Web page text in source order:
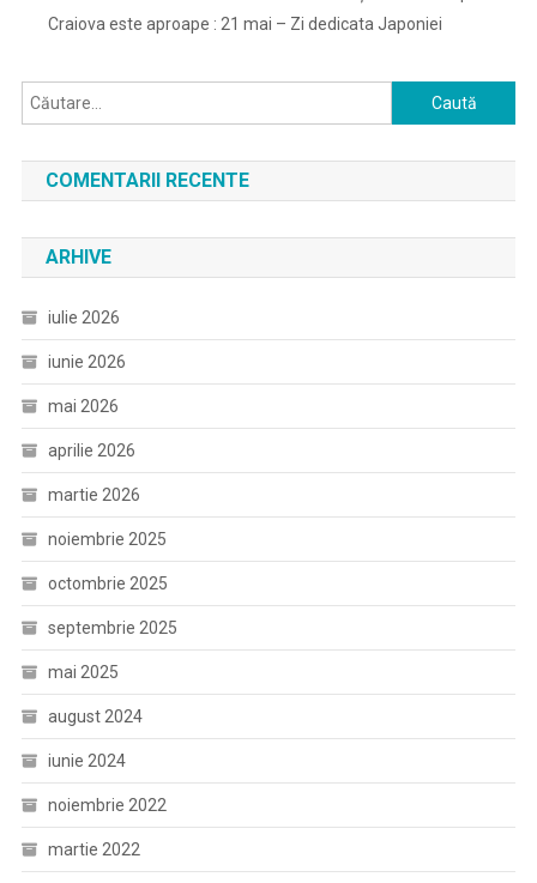
Craiova este aproape : 21 mai – Zi dedicata Japoniei
Caută
după:
COMENTARII RECENTE
ARHIVE
iulie 2026
iunie 2026
mai 2026
aprilie 2026
martie 2026
noiembrie 2025
octombrie 2025
septembrie 2025
mai 2025
august 2024
iunie 2024
noiembrie 2022
martie 2022